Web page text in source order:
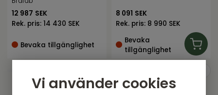
Vi använder cookies
12 987 SEK
Rek. pris: 14 430 SEK
Bevaka tillgänglighet
8 091 SEK
Rek. pris: 8 990 SEK
Bevaka
tillgänglighet